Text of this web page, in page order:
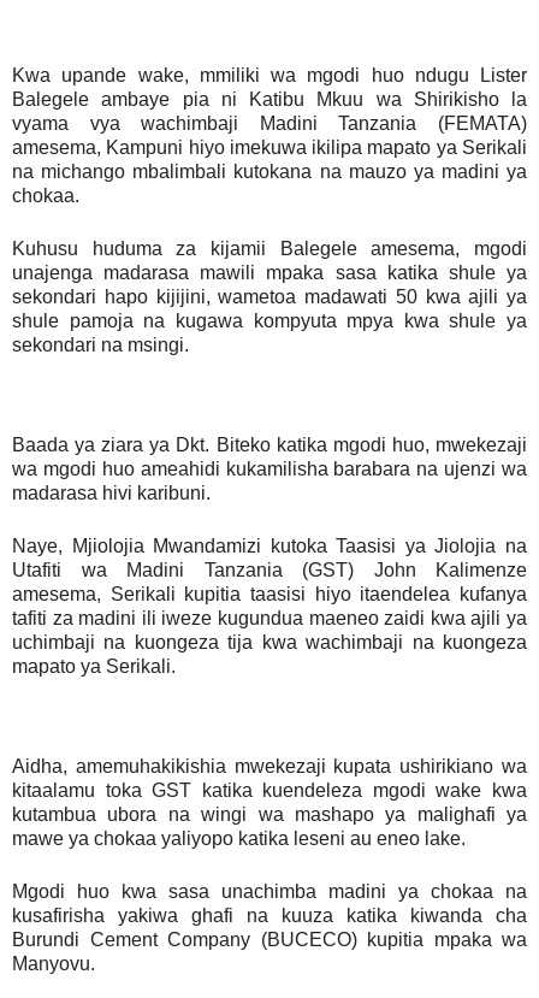
Kwa upande wake, mmiliki wa mgodi huo ndugu Lister
Balegele ambaye pia ni Katibu Mkuu wa Shirikisho la
vyama vya wachimbaji Madini Tanzania (FEMATA)
amesema, Kampuni hiyo imekuwa ikilipa mapato ya Serikali
na michango mbalimbali kutokana na mauzo ya madini ya
chokaa.
Kuhusu huduma za kijamii Balegele amesema, mgodi
unajenga madarasa mawili mpaka sasa katika shule ya
sekondari hapo kijijini, wametoa madawati 50 kwa ajili ya
shule pamoja na kugawa kompyuta mpya kwa shule ya
sekondari na msingi.
Baada ya ziara ya Dkt. Biteko katika mgodi huo, mwekezaji
wa mgodi huo ameahidi kukamilisha barabara na ujenzi wa
madarasa hivi karibuni.
Naye, Mjiolojia Mwandamizi kutoka Taasisi ya Jiolojia na
Utafiti wa Madini Tanzania (GST) John Kalimenze
amesema, Serikali kupitia taasisi hiyo itaendelea kufanya
tafiti za madini ili iweze kugundua maeneo zaidi kwa ajili ya
uchimbaji na kuongeza tija kwa wachimbaji na kuongeza
mapato ya Serikali.
Aidha, amemuhakikishia mwekezaji kupata ushirikiano wa
kitaalamu toka GST katika kuendeleza mgodi wake kwa
kutambua ubora na wingi wa mashapo ya malighafi ya
mawe ya chokaa yaliyopo katika leseni au eneo lake.
Mgodi huo kwa sasa unachimba madini ya chokaa na
kusafirisha yakiwa ghafi na kuuza katika kiwanda cha
Burundi Cement Company (BUCECO) kupitia mpaka wa
Manyovu.